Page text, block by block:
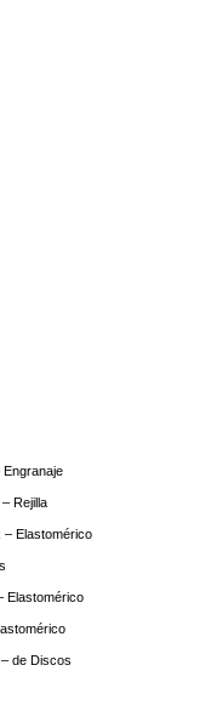
Engranaje
Rejilla
– Elastomérico
Elastomérico
de Discos